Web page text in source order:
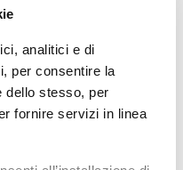
analitici e di
per consentire la
dello stesso, per
fornire servizi in linea
il Comandante
Franza e il
di Civitavecchia,